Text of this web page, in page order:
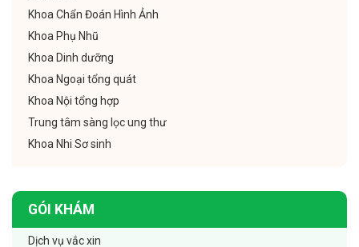
Khoa Chẩn Đoán Hình Ảnh
Khoa Phụ Nhũ
Khoa Dinh dưỡng
Khoa Ngoại tổng quát
Khoa Nội tổng hợp
Trung tâm sàng lọc ung thư
Khoa Nhi Sơ sinh
GÓI KHÁM
Dịch vụ vắc xin